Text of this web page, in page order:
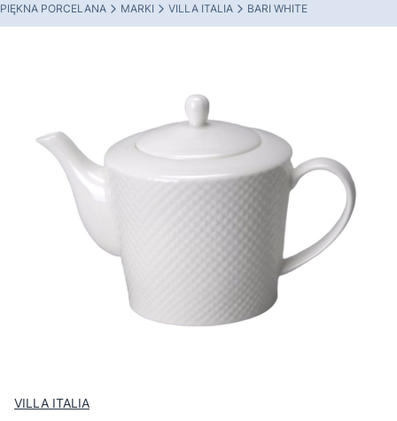
PIĘKNA PORCELANA MARKI VILLA ITALIA BARI WHITE
VILLA ITALIA